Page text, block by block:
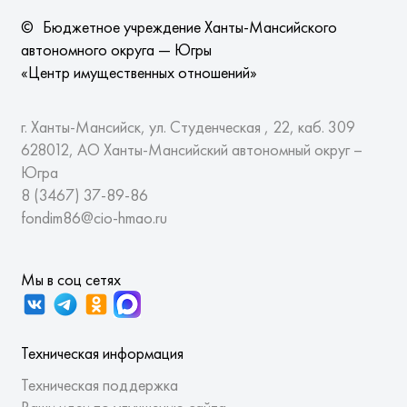
© Бюджетное учреждение Ханты-Мансийского
автономного округа — Югры
«Центр имущественных отношений»
г. Ханты-Мансийск, ул. Студенческая , 22, каб. 309
628012, АО Ханты-Мансийский автономный округ –
Югра
8 (3467) 37-89-86
fondim86@cio-hmao.ru
Мы в соц сетях
Техническая информация
Техническая поддержка